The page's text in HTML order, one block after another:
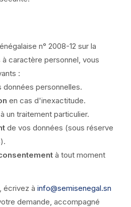
n° 2008-12 sur la
caractère personnel, vous
:
données personnelles.
en cas d'inexactitude.
à un traitement particulier.
de vos données (sous réserve
à tout moment
écrivez à info@semisenegal.sn
demande, accompagné